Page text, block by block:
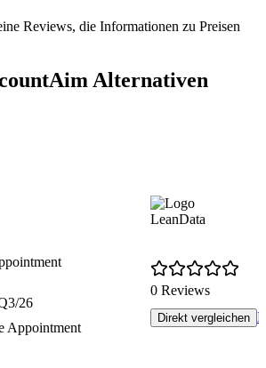
Reviews, die Informationen zu Preisen
Alternativen
26
Appointment
LeanData
0 Reviews
Direkt vergleichen